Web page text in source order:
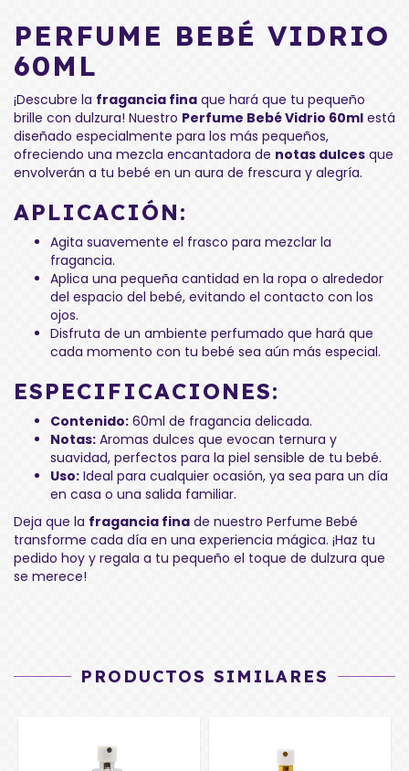
PERFUME BEBÉ VIDRIO
60ML
¡Descubre la fragancia fina que hará que tu pequeño
brille con dulzura! Nuestro Perfume Bebé Vidrio 60ml está
diseñado especialmente para los más pequeños,
ofreciendo una mezcla encantadora de notas dulces que
envolverán a tu bebé en un aura de frescura y alegría.
APLICACIÓN:
Agita suavemente el frasco para mezclar la
fragancia.
Aplica una pequeña cantidad en la ropa o alrededor
del espacio del bebé, evitando el contacto con los
ojos.
Disfruta de un ambiente perfumado que hará que
cada momento con tu bebé sea aún más especial.
ESPECIFICACIONES:
Contenido: 60ml de fragancia delicada.
Notas: Aromas dulces que evocan ternura y
suavidad, perfectos para la piel sensible de tu bebé.
Uso: Ideal para cualquier ocasión, ya sea para un día
en casa o una salida familiar.
Deja que la fragancia fina de nuestro Perfume Bebé
transforme cada día en una experiencia mágica. ¡Haz tu
pedido hoy y regala a tu pequeño el toque de dulzura que
se merece!
PRODUCTOS SIMILARES